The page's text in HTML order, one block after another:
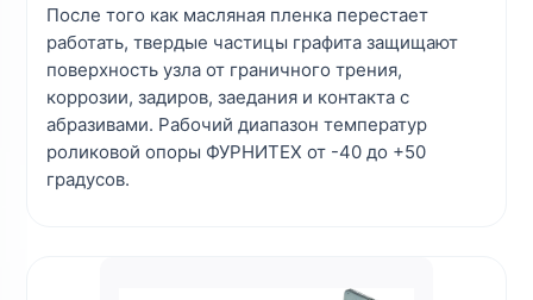
После того как масляная пленка перестает
работать, твердые частицы графита защищают
поверхность узла от граничного трения,
коррозии, задиров, заедания и контакта с
абразивами. Рабочий диапазон температур
роликовой опоры ФУРНИТЕХ от -40 до +50
градусов.